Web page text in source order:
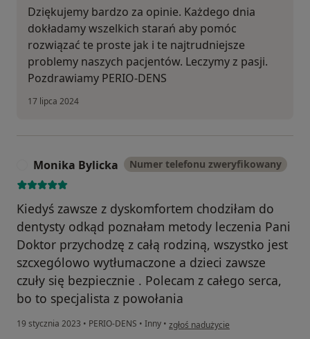
Dziękujemy bardzo za opinie. Każdego dnia
dokładamy wszelkich starań aby pomóc
rozwiązać te proste jak i te najtrudniejsze
problemy naszych pacjentów. Leczymy z pasji.
Pozdrawiamy PERIO-DENS
17 lipca 2024
Monika Bylicka Numer telefonu zweryfikowany
Kiedyś zawsze z dyskomfortem chodziłam do
dentysty odkąd poznałam metody leczenia Pani
Doktor przychodzę z całą rodziną, wszystko jest
szcxególowo wytłumaczone a dzieci zawsze
czuły się bezpiecznie . Polecam z całego serca,
bo to specjalista z powołania
19 stycznia 2023 • PERIO-DENS • Inny • w opinii użytkownika Monika Bylicka
zgłoś nadużycie